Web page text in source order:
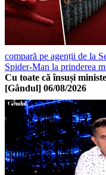
compară pe agenții de la
Spider-Man la prinderea
Cu toate că însuși
[Gândul] 06/08/2026